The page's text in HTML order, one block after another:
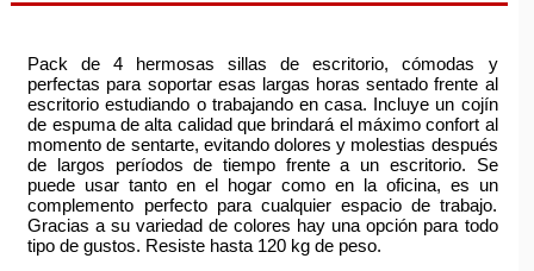
Pack de 4 hermosas sillas de escritorio, cómodas y
perfectas para soportar esas largas horas sentado frente al
escritorio estudiando o trabajando en casa. Incluye un cojín
de espuma de alta calidad que brindará el máximo confort al
momento de sentarte, evitando dolores y molestias después
de largos períodos de tiempo frente a un escritorio. Se
puede usar tanto en el hogar como en la oficina, es un
complemento perfecto para cualquier espacio de trabajo.
Gracias a su variedad de colores hay una opción para todo
tipo de gustos. Resiste hasta 120 kg de peso.